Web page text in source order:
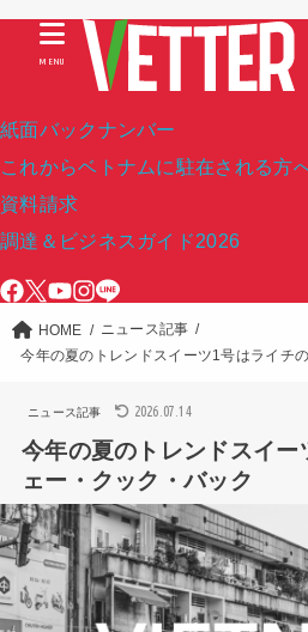
紙面バックナンバー
これからベトナムに駐在される方
資料請求
調達＆ビジネスガイド2026
MENU
HOME
ニュース記事
今年の夏のトレンドスイーツ1号はライチ
ニュース記事 2026.07.14
今年の夏のトレンドスイ
ェー・クック・バック